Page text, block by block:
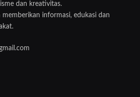
dan kreativitas.
memberikan informasi, edukasi dan